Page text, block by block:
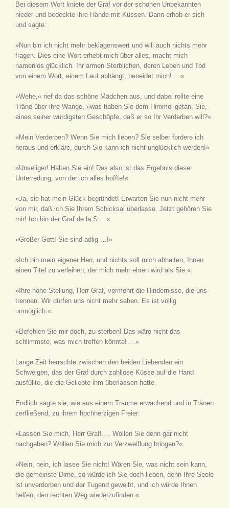
Bei diesem Wort kniete der Graf vor der schönen Unbekannten
nieder und bedeckte ihre Hände mit Küssen. Dann erhob er sich
und sagte:
»Nun bin ich nicht mehr beklagenswert und will auch nichts mehr
fragen. Dies eine Wort erhebt mich über alles, macht mich
namenlos glücklich. Ihr armen Sterblichen, deren Leben und Tod
von einem Wort, einem Laut abhängt, beneidet mich! …«
»Wehe,« rief da das schöne Mädchen aus, und dabei rollte eine
Träne über ihre Wange, »was haben Sie dem Himmel getan, Sie,
eines seiner würdigsten Geschöpfe, daß er so Ihr Verderben will?«
»Mein Verderben? Wenn Sie mich lieben? Sie selber fordere ich
heraus und erkläre, durch Sie kann ich nicht unglücklich werden!«
»Unseliger! Halten Sie ein! Das also ist das Ergebnis dieser
Unterredung, von der ich alles hoffte!«
»Ja, sie hat mein Glück begründet! Erwarten Sie nun nicht mehr
von mir, daß ich Sie Ihrem Schicksal überlasse. Jetzt gehören Sie
mir! Ich bin der Graf de la S …«
»Großer Gott! Sie sind adlig …!«
»Ich bin mein eigener Herr, und nichts soll mich abhalten, Ihnen
einen Titel zu verleihen, der mich mehr ehren wird als Sie.«
»Ihre hohe Stellung, Herr Graf, vermehrt die Hindernisse, die uns
trennen. Wir dürfen uns nicht mehr sehen. Es ist völlig
unmöglich.«
»Befehlen Sie mir doch, zu sterben! Das wäre nicht das
schlimmste, was mich treffen könnte! …«
Lange Zeit herrschte zwischen den beiden Liebenden ein
Schweigen, das der Graf durch zahllose Küsse auf die Hand
ausfüllte, die die Geliebte ihm überlassen hatte.
Endlich sagte sie, wie aus einem Traume erwachend und in Tränen
zerfließend, zu ihrem hochherzigen Freier:
»Lassen Sie mich, Herr Graf! … Wollen Sie denn gar nicht
nachgeben? Wollen Sie mich zur Verzweiflung bringen?«
»Nein, nein, ich lasse Sie nicht! Wären Sie, was nicht sein kann,
die gemeinste Dirne, so würde ich Sie doch lieben, denn Ihre Seele
ist unverdorben und der Tugend geweiht, und ich würde Ihnen
helfen, den rechten Weg wiederzufinden.«